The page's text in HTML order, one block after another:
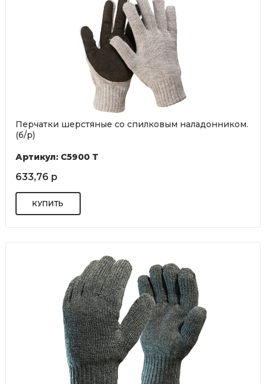
Перчатки шерстяные со спилковым наладонником.
(б/р)
Артикул: C5900 T
633,76 р